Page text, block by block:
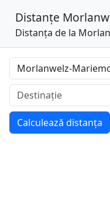
Distanțe
Distanța de la
Calculează distanța